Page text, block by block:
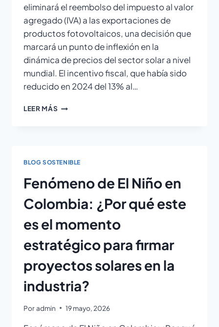
eliminará el reembolso del impuesto al valor
agregado (IVA) a las exportaciones de
productos fotovoltaicos, una decisión que
marcará un punto de inflexión en la
dinámica de precios del sector solar a nivel
mundial. El incentivo fiscal, que había sido
reducido en 2024 del 13% al…
LEER MÁS
BLOG SOSTENIBLE
Fenómeno de El Niño en
Colombia: ¿Por qué este
es el momento
estratégico para firmar
proyectos solares en la
industria?
Poradmin 19 mayo, 2026